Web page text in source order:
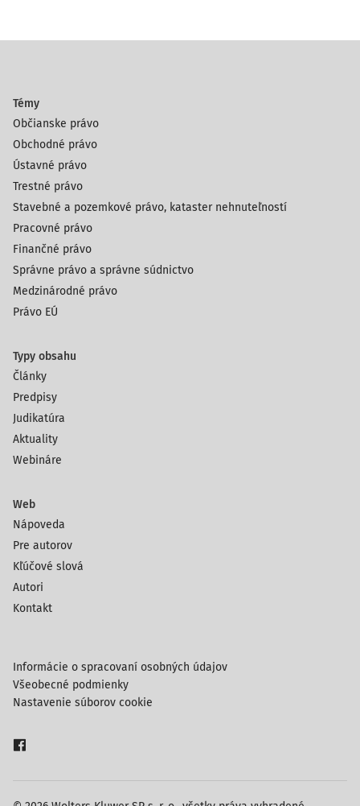
Témy
Občianske právo
Obchodné právo
Ústavné právo
Trestné právo
Stavebné a pozemkové právo, kataster nehnuteľností
Pracovné právo
Finančné právo
Správne právo a správne súdnictvo
Medzinárodné právo
Právo EÚ
Typy obsahu
Články
Predpisy
Judikatúra
Aktuality
Webináre
Web
Nápoveda
Pre autorov
Kľúčové slová
Autori
Kontakt
Informácie o spracovaní osobných údajov
Všeobecné podmienky
Nastavenie súborov cookie